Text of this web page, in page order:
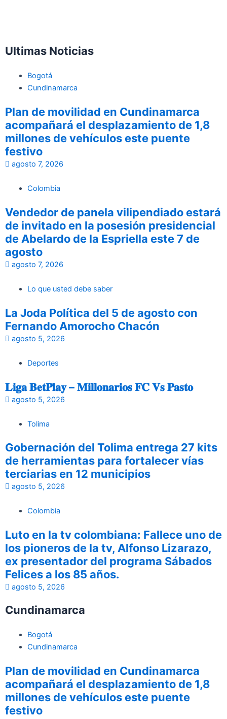
Ultimas Noticias
Bogotá
Cundinamarca
Plan de movilidad en Cundinamarca
acompañará el desplazamiento de 1,8
millones de vehículos este puente
festivo
agosto 7, 2026
Colombia
Vendedor de panela vilipendiado estará
de invitado en la posesión presidencial
de Abelardo de la Espriella este 7 de
agosto
agosto 7, 2026
Lo que usted debe saber
La Joda Política del 5 de agosto con
Fernando Amorocho Chacón
agosto 5, 2026
Deportes
𝐋𝐢𝐠𝐚 𝐁𝐞𝐭𝐏𝐥𝐚𝐲 – 𝐌𝐢𝐥𝐥𝐨𝐧𝐚𝐫𝐢𝐨𝐬 𝐅𝐂 𝐕𝐬 𝐏𝐚𝐬𝐭𝐨
agosto 5, 2026
Tolima
Gobernación del Tolima entrega 27 kits
de herramientas para fortalecer vías
terciarias en 12 municipios
agosto 5, 2026
Colombia
Luto en la tv colombiana: Fallece uno de
los pioneros de la tv, Alfonso Lizarazo,
ex presentador del programa Sábados
Felices a los 85 años.
agosto 5, 2026
Cundinamarca
Bogotá
Cundinamarca
Plan de movilidad en Cundinamarca
acompañará el desplazamiento de 1,8
millones de vehículos este puente
festivo